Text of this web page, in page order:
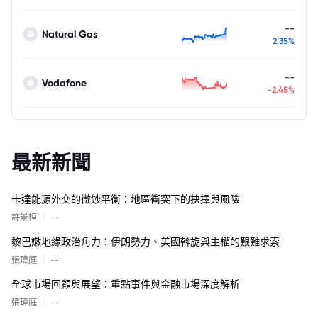
Natural Gas --
2.35%
Vodafone --
-2.45%
最新新聞
卡達能源外交的微妙平衡：地區衝突下的抉擇與風險
許景桓 --
黎巴嫩地緣政治角力：伊朗勢力、美國斡旋與主權的艱難求索
張瑋庭 --
全球市場回顧與展望：重點事件與金融市場深度解析
張瑋庭 --